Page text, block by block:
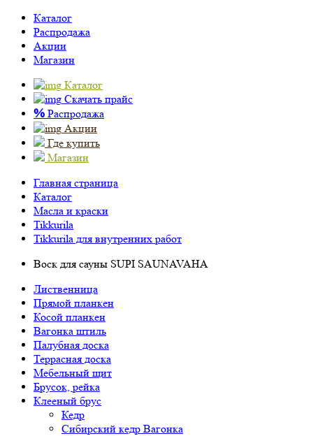
Каталог
Распродажа
Акции
Магазин
Каталог
Скачать прайс
% Распродажа
Акции
Где купить
Магазин
Главная страница
Каталог
Масла и краски
Tikkurila
Tikkurila для внутренних работ
Воск для сауны SUPI SAUNAVAHA
Лиственница
Прямой планкен
Косой планкен
Вагонка штиль
Палубная доска
Террасная доска
Мебельный щит
Брусок, рейка
Клееный брус
Кедр
Сибирский кедр Вагонка